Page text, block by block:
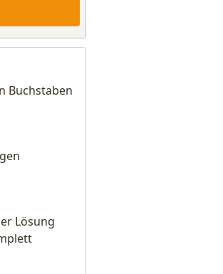
Buchstaben
Lösung